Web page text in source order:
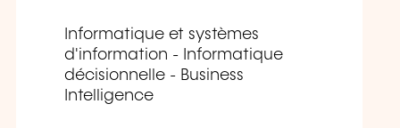
Informatique et systèmes
d'information - Informatique
décisionnelle - Business
Intelligence